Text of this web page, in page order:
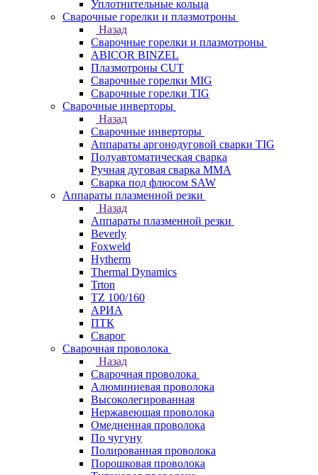
Уплотнительные кольца
Сварочные горелки и плазмотроны
Назад
Сварочные горелки и плазмотроны
ABICOR BINZEL
Плазмотроны CUT
Сварочные горелки MIG
Сварочные горелки TIG
Сварочные инверторы
Назад
Сварочные инверторы
Аппараты аргонодуговой сварки TIG
Полуавтоматическая сварка
Ручная дуговая сварка MMA
Сварка под флюсом SAW
Аппараты плазменной резки
Назад
Аппараты плазменной резки
Beverly
Foxweld
Hytherm
Thermal Dynamics
Trton
TZ 100/160
АРИА
ПТК
Сварог
Сварочная проволока
Назад
Сварочная проволока
Алюминиевая проволока
Высоколегированная
Нержавеющая проволока
Омедненная проволока
По чугуну
Полированная проволока
Порошковая проволока